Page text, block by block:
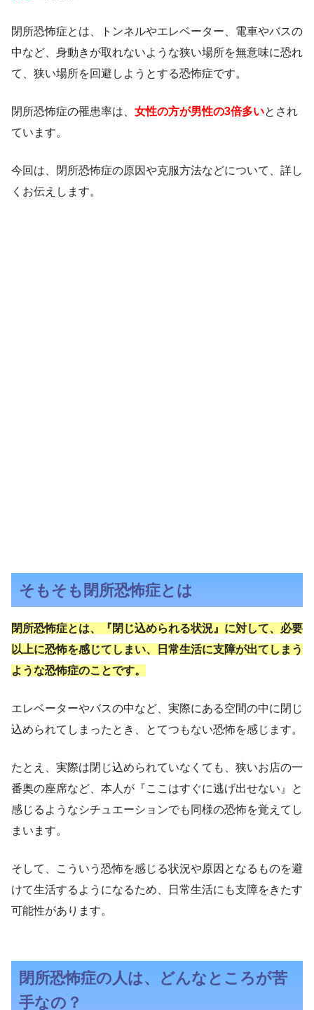
閉所恐怖症とは、トンネルやエレベーター、電車やバスの
中など、身動きが取れないような狭い場所を無意味に恐れ
て、狭い場所を回避しようとする恐怖症です。
閉所恐怖症の罹患率は、 女性の方が男性の3倍多いとされ
ています。
今回は、閉所恐怖症の原因や克服方法などについて、詳し
くお伝えします。
そもそも閉所恐怖症とは
閉所恐怖症とは、『閉じ込められる状況』に対して、必要
以上に恐怖を感じてしまい、日常生活に支障が出てしまう
ような恐怖症のことです。
エレベーターやバスの中など、実際にある空間の中に閉じ
込められてしまったとき、とてつもない恐怖を感じます。
たとえ、実際は閉じ込められていなくても、狭いお店の一
番奥の座席など、本人が『ここはすぐに逃げ出せない』と
感じるようなシチュエーションでも同様の恐怖を覚えてし
まいます。
そして、こういう恐怖を感じる状況や原因となるものを避
けて生活するようになるため、日常生活にも支障をきたす
可能性があります。
閉所恐怖症の人は、どんなところが苦
手なの？